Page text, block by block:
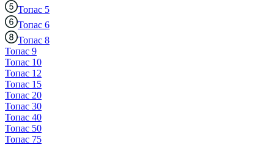
Топас 5
Топас 6
Топас 8
Топас 9
Топас 10
Топас 12
Топас 15
Топас 20
Топас 30
Топас 40
Топас 50
Топас 75